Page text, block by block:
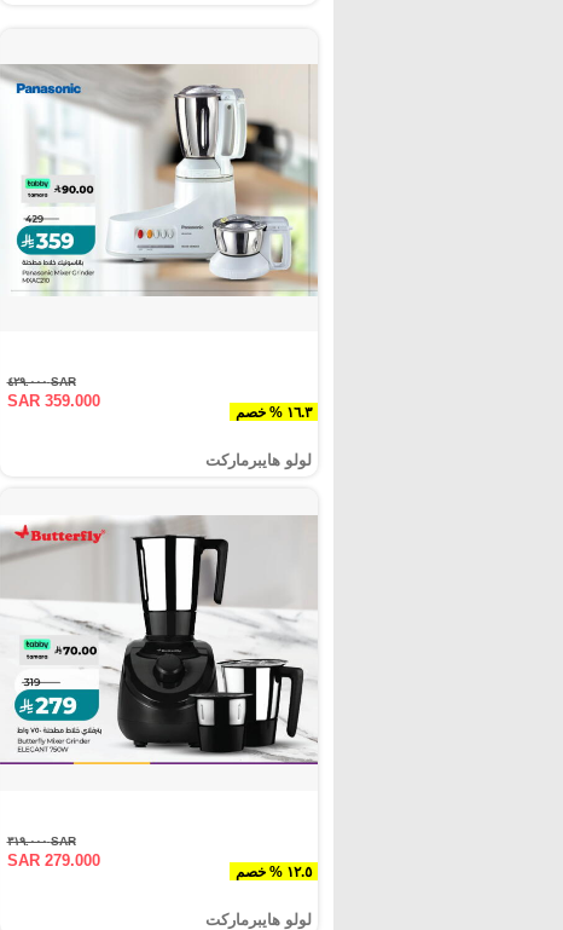
١٦.٣ % خصم
SAR ٤٢٩.٠٠٠
SAR 359.000
لولو هايبرماركت
١٢.٥ % خصم
SAR ٣١٩.٠٠٠
SAR 279.000
لولو هايبرماركت